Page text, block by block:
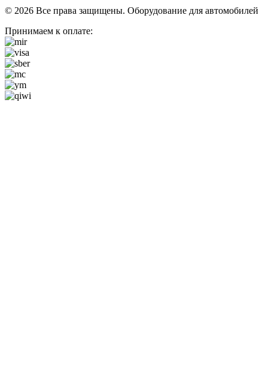
© 2026 Все права защищены. Оборудование для автомобилей
Принимаем к оплате: